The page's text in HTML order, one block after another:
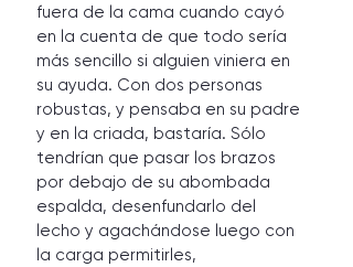
fuera de la cama cuando cayó
en la cuenta de que todo sería
más sencillo si alguien viniera en
su ayuda. Con dos personas
robustas, y pensaba en su padre
y en la criada, bastaría. Sólo
tendrían que pasar los brazos
por debajo de su abombada
espalda, desenfundarlo del
lecho y agachándose luego con
la carga permitirles,